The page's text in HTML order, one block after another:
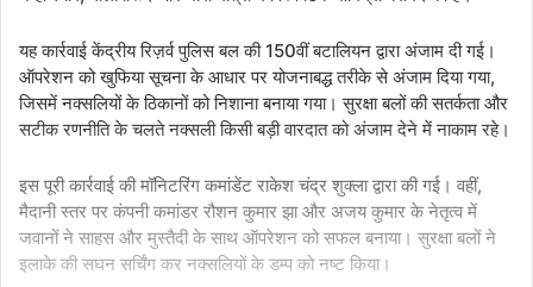
यह कार्रवाई केंद्रीय रिज़र्व पुलिस बल की 150वीं बटालियन द्वारा अंजाम दी गई।
ऑपरेशन को खुफिया सूचना के आधार पर योजनाबद्ध तरीके से अंजाम दिया गया,
जिसमें नक्सलियों के ठिकानों को निशाना बनाया गया। सुरक्षा बलों की सतर्कता और
सटीक रणनीति के चलते नक्सली किसी बड़ी वारदात को अंजाम देने में नाकाम रहे।
इस पूरी कार्रवाई की मॉनिटरिंग कमांडेंट राकेश चंद्र शुक्ला द्वारा की गई। वहीं,
मैदानी स्तर पर कंपनी कमांडर रौशन कुमार झा और अजय कुमार के नेतृत्व में
जवानों ने साहस और मुस्तैदी के साथ ऑपरेशन को सफल बनाया। सुरक्षा बलों ने
इलाके की सघन सर्चिंग कर नक्सलियों के डम्प को नष्ट किया।